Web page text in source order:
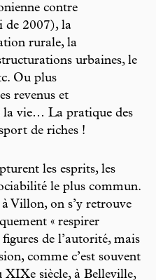
contre
de 2007), la
rurale, la
urbaines, le
Ou plus
revenus et
la vie… La pratique des
de riches !
les esprits, les
le plus commun.
Villon, on s’y retrouve
« respirer
de l’autorité, mais
comme c’est souvent
XIXe siècle, à Belleville,